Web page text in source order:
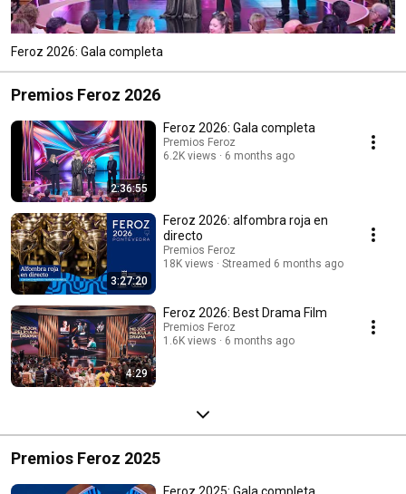
Feroz 2026: Gala completa
Premios Feroz 2026
2:36:55
Feroz 2026: Gala completa
Premios Feroz
6.2K views
6 months ago
3:27:20
Feroz 2026: alfombra roja en
directo
Premios Feroz
18K views
Streamed 6 months ago
4:29
Feroz 2026: Best Drama Film
Premios Feroz
1.6K views
6 months ago
Premios Feroz 2025
Feroz 2025: Gala completa